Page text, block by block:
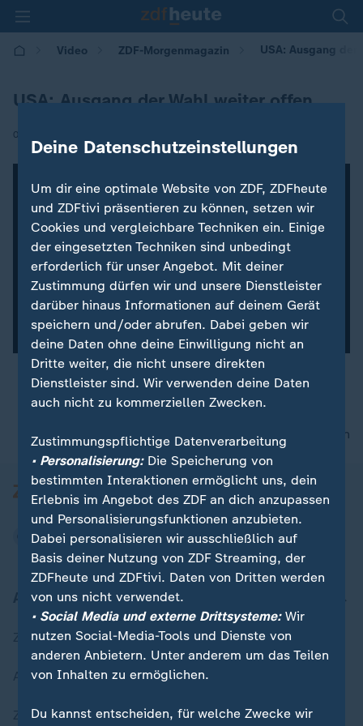
Video ZDF-Morgenmagazin USA: Ausgang der
USA: Ausgang der Wahl weiter offen
05.11.2020 | 05:30
00:16
nach oben
Aktuell bei ZDFheute
Zuletzt veröffentlicht
Aktuelle Sendungs-Videos
ZDFheute Stories
Deine Datenschutzeinstellungen
Um dir eine optimale Website von ZDF, ZDFheute
und ZDFtivi präsentieren zu können, setzen wir
Cookies und vergleichbare Techniken ein. Einige
der eingesetzten Techniken sind unbedingt
erforderlich für unser Angebot. Mit deiner
Zustimmung dürfen wir und unsere Dienstleister
darüber hinaus Informationen auf deinem Gerät
speichern und/oder abrufen. Dabei geben wir
deine Daten ohne deine Einwilligung nicht an
Dritte weiter, die nicht unsere direkten
Dienstleister sind. Wir verwenden deine Daten
auch nicht zu kommerziellen Zwecken.
Zustimmungspflichtige Datenverarbeitung
• Personalisierung:Die Speicherung von
bestimmten Interaktionen ermöglicht uns, dein
Erlebnis im Angebot des ZDF an dich anzupassen
und Personalisierungsfunktionen anzubieten.
Dabei personalisieren wir ausschließlich auf
Basis deiner Nutzung von ZDF Streaming, der
ZDFheute und ZDFtivi. Daten von Dritten werden
von uns nicht verwendet.
• Social Media und externe Drittsysteme:Wir
nutzen Social-Media-Tools und Dienste von
anderen Anbietern. Unter anderem um das Teilen
von Inhalten zu ermöglichen.
Du kannst entscheiden, für welche Zwecke wir